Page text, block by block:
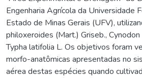
Engenharia Agrícola da Universidade
Estado de Minas Gerais (UFV),
philoxeroides (Mart.) Griseb.,
Typha latifolia L. Os objetivos foram
morfo-anatômicas apresentadas no
aérea destas espécies quando